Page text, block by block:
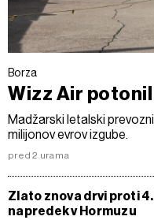
Borza
Wizz Air
Madžarski letalski
milijonov evrov izgube.
pred 2 urama
Zlato znova drvi proti
napredek v Hormuzu